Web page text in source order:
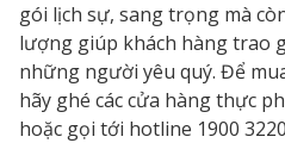
gói lịch sự, sang trọng mà
lượng giúp khách hàng trao
những người yêu quý. Để
hãy ghé các cửa hàng thực
hoặc gọi tới hotline 1900